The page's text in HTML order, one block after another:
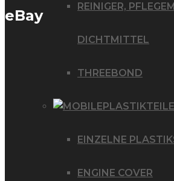
REINIGER,
DICHTMITTEL
THREEBOND
PLASTIKTEILE
EINZELNE
ENGINE COVER
eBay